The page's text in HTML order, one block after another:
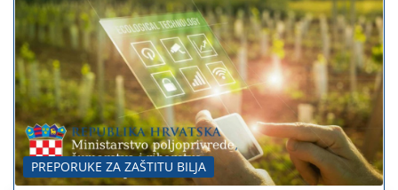
PREPORUKE ZA ZAŠTITU BILJA